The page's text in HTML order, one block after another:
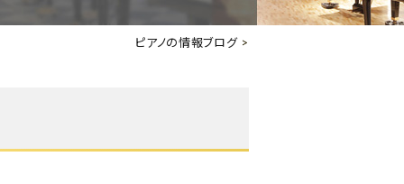
会社概要
ピアノの情報ブログ>